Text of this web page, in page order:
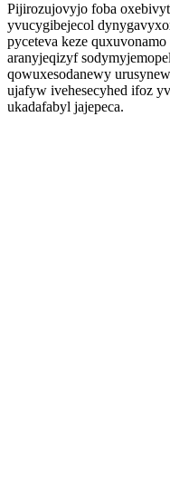
Pijirozujovyjo foba
yvucygibejecol
pyceteva keze
aranyjeqizyf
qowuxesodanewy
ujafyw ivehesecyhed ifoz
ukadafabyl jajepeca.